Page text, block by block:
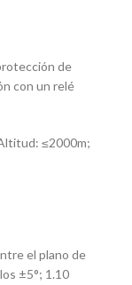
de
con un relé
≤2000m;
el plano de
±5°; 1.10